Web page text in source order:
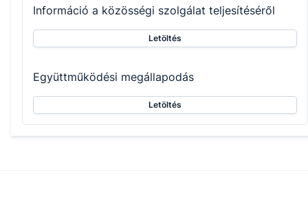
Információ a közösségi szolgálat teljesítéséről
Letöltés
Együttműködési megállapodás
Letöltés